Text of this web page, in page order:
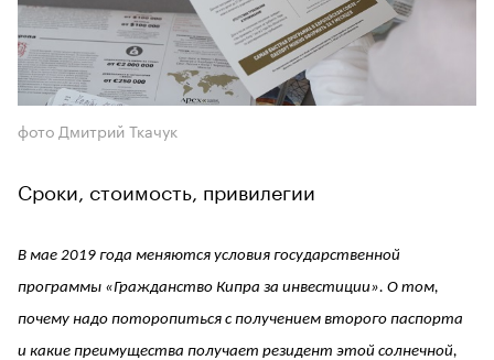
фото Дмитрий Ткачук
Сроки, стоимость, привилегии
В мае 2019 года меняются условия государственной
программы «Гражданство Кипра за инвестиции». О том,
почему надо поторопиться с получением второго паспорта
и какие преимущества получает резидент этой солнечной,